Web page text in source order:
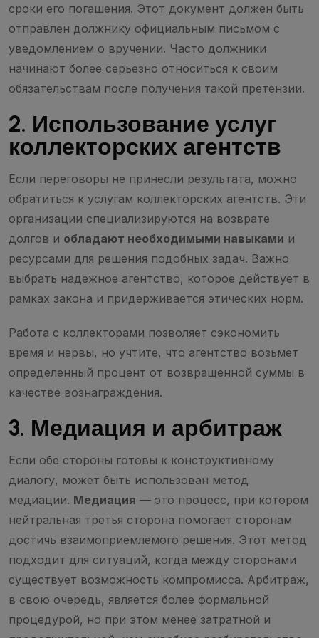
сроки его погашения. Этот документ должен быть
отправлен должнику официальным письмом с
уведомлением о вручении. Часто должники
начинают более серьезно относиться к своим
обязательствам после получения такой претензии.
2. Использование услуг
коллекторских агентств
Если переговоры не принесли результата, можно
обратиться к услугам коллекторских агентств. Эти
организации специализируются на возврате
долгов и обладают необходимыми навыками и
ресурсами для решения подобных задач. Важно
выбрать надежное агентство, которое действует в
рамках закона и придерживается этических норм.
Работа с коллекторами позволяет сэкономить
время и нервы, но учтите, что агентство возьмет
определенный процент от возвращенной суммы в
качестве вознаграждения.
3. Медиация и арбитраж
Если обе стороны готовы к конструктивному
диалогу, может быть использован метод
медиации. Медиация — это процесс, при котором
нейтральная третья сторона помогает сторонам
достичь взаимоприемлемого решения. Этот метод
подходит для ситуаций, когда между сторонами
существует возможность компромисса. Арбитраж,
в свою очередь, является более формальной
процедурой, но при этом менее затратной и